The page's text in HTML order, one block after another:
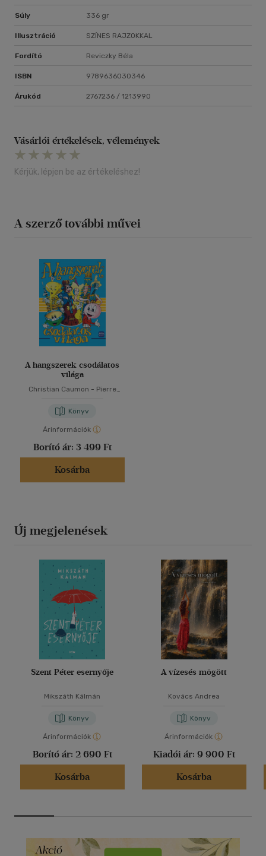
Súly 336 gr
Illusztráció SZÍNES RAJZOKKAL
Fordító Reviczky Béla
ISBN 9789636030346
Árukód 2767236 / 1213990
Vásárlói értékelések, vélemények
Kérjük, lépjen be az értékeléshez!
A szerző további művei
A hangszerek csodálatos
világa
Christian Caumon - Pierre
Cathia De Léone
Könyv
Árinformációk
Borító ár: 3 499 Ft
Kosárba
Új megjelenések
Szent Péter esernyője
Mikszáth Kálmán
Könyv
Árinformációk
Borító ár: 2 690 Ft
Kosárba
A vízesés mögött
Kovács Andrea
Könyv
Árinformációk
Kiadói ár: 9 900 Ft
Kosárba